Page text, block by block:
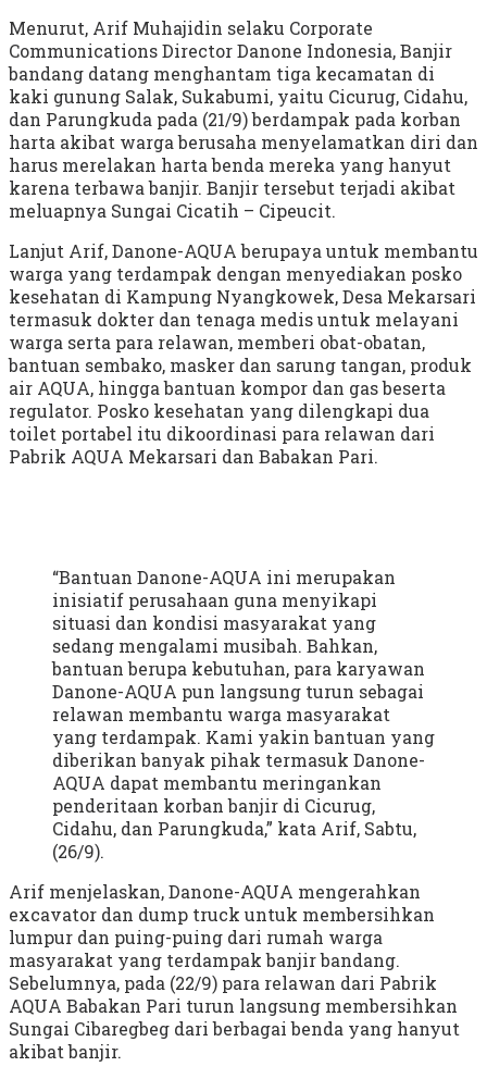
Menurut, Arif Muhajidin selaku Corporate
Communications Director Danone Indonesia, Banjir
bandang datang menghantam tiga kecamatan di
kaki gunung Salak, Sukabumi, yaitu Cicurug, Cidahu,
dan Parungkuda pada (21/9) berdampak pada korban
harta akibat warga berusaha menyelamatkan diri dan
harus merelakan harta benda mereka yang hanyut
karena terbawa banjir. Banjir tersebut terjadi akibat
meluapnya Sungai Cicatih – Cipeucit.
Lanjut Arif, Danone-AQUA berupaya untuk membantu
warga yang terdampak dengan menyediakan posko
kesehatan di Kampung Nyangkowek, Desa Mekarsari
termasuk dokter dan tenaga medis untuk melayani
warga serta para relawan, memberi obat-obatan,
bantuan sembako, masker dan sarung tangan, produk
air AQUA, hingga bantuan kompor dan gas beserta
regulator. Posko kesehatan yang dilengkapi dua
toilet portabel itu dikoordinasi para relawan dari
Pabrik AQUA Mekarsari dan Babakan Pari.
“Bantuan Danone-AQUA ini merupakan
inisiatif perusahaan guna menyikapi
situasi dan kondisi masyarakat yang
sedang mengalami musibah. Bahkan,
bantuan berupa kebutuhan, para karyawan
Danone-AQUA pun langsung turun sebagai
relawan membantu warga masyarakat
yang terdampak. Kami yakin bantuan yang
diberikan banyak pihak termasuk Danone-
AQUA dapat membantu meringankan
penderitaan korban banjir di Cicurug,
Cidahu, dan Parungkuda,” kata Arif, Sabtu,
(26/9).
Arif menjelaskan, Danone-AQUA mengerahkan
excavator dan dump truck untuk membersihkan
lumpur dan puing-puing dari rumah warga
masyarakat yang terdampak banjir bandang.
Sebelumnya, pada (22/9) para relawan dari Pabrik
AQUA Babakan Pari turun langsung membersihkan
Sungai Cibaregbeg dari berbagai benda yang hanyut
akibat banjir.